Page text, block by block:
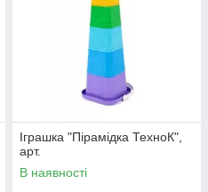
Іграшка "Пірамідка ТехноК",
арт.
В наявності